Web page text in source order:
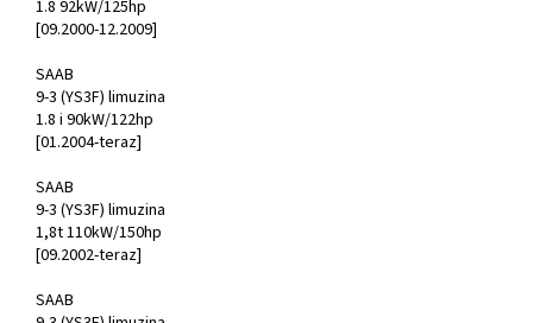
1.8 92kW/125hp
[09.2000-12.2009]
SAAB
9-3 (YS3F) limuzina
1.8 i 90kW/122hp
[01.2004-teraz]
SAAB
9-3 (YS3F) limuzina
1,8t 110kW/150hp
[09.2002-teraz]
SAAB